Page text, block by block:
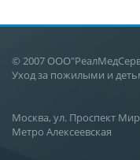
© 2007
Уход за пожилыми и
Москва, ул. Проспект
Метро Алексеевская